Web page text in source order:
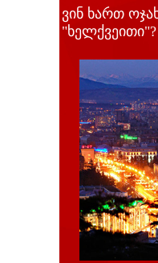
ვინ ხართ
"ხელქვეითი"?